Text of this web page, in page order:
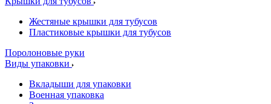
Жестяные крышки для тубусов
Пластиковые крышки для тубусов
Поролоновые руки
Виды упаковки
Вкладыши для упаковки
Военная упаковка